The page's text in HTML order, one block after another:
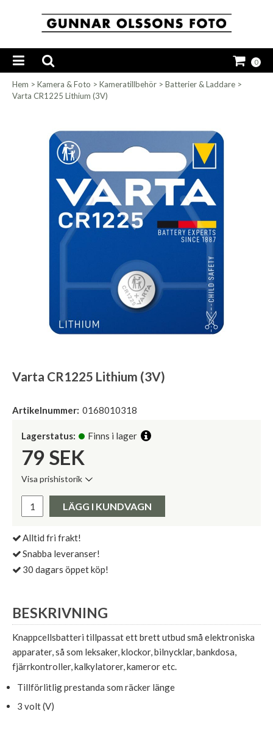
0
Hem > Kamera & Foto > Kameratillbehör > Batterier & Laddare >
Varta CR1225 Lithium (3V)
Varta CR1225 Lithium (3V)
Artikelnummer: 0168010318
Lagerstatus: Finns i lager
79 SEK
Visa prishistorik
Pris:
LÄGG I KUNDVAGN
Alltid fri frakt!
Snabba leveranser!
30 dagars öppet köp!
BESKRIVNING
Knappcellsbatteri tillpassat ett brett utbud små elektroniska
apparater, så som leksaker, klockor, bilnycklar, bankdosa,
fjärrkontroller, kalkylatorer, kameror etc.
Tillförlitlig prestanda som räcker länge
3 volt (V)